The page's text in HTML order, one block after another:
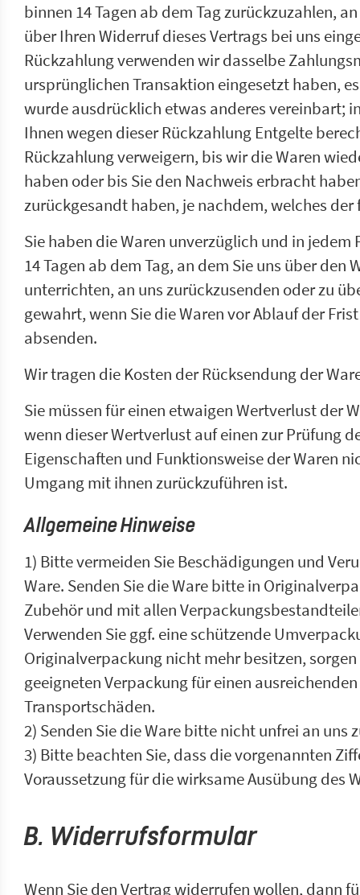
binnen 14 Tagen ab dem Tag zurückzuzahlen,
über Ihren Widerruf dieses Vertrags bei uns
Rückzahlung verwenden wir dasselbe
ursprünglichen Transaktion eingesetzt haben,
wurde ausdrücklich etwas anderes vereinbart;
Ihnen wegen dieser Rückzahlung Entgelte
Rückzahlung verweigern, bis wir die Waren
haben oder bis Sie den Nachweis erbracht
zurückgesandt haben, je nachdem, welches
Sie haben die Waren unverzüglich und in jedem
14 Tagen ab dem Tag, an dem Sie uns über den
unterrichten, an uns zurückzusenden oder zu
gewahrt, wenn Sie die Waren vor Ablauf der
absenden.
Wir tragen die Kosten der Rücksendung der
Sie müssen für einen etwaigen Wertverlust der
wenn dieser Wertverlust auf einen zur Prüfung
Eigenschaften und Funktionsweise der Waren
Umgang mit ihnen zurückzuführen ist.
Allgemeine Hinweise
1) Bitte vermeiden Sie Beschädigungen und
Ware. Senden Sie die Ware bitte in
Zubehör und mit allen
Verwenden Sie ggf. eine schützende
Originalverpackung nicht mehr besitzen,
geeigneten Verpackung für einen
Transportschäden.
2) Senden Sie die Ware bitte nicht unfrei an uns
3) Bitte beachten Sie, dass die vorgenannten
Voraussetzung für die wirksame Ausübung des
B. Widerrufsformular
Wenn Sie den Vertrag widerrufen wollen, dann